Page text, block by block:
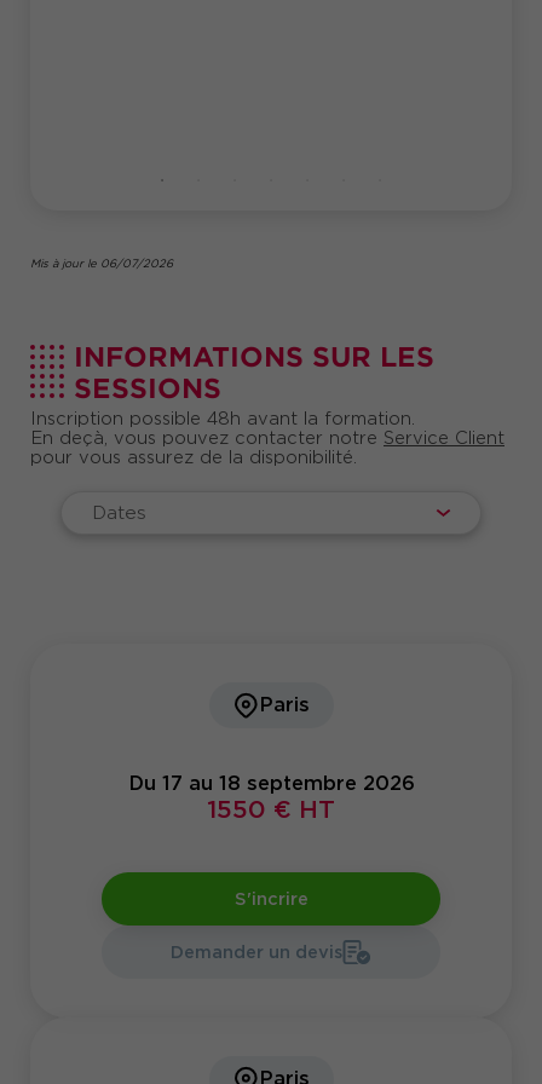
Mis à jour le 06/07/2026
INFORMATIONS SUR LES
SESSIONS
Inscription possible 48h avant la formation.
En deçà, vous pouvez contacter notre Service Client
pour vous assurez de la disponibilité.
Dates
Paris
Du 17 au 18 septembre 2026
1550 € HT
S'incrire
Demander un devis
Paris